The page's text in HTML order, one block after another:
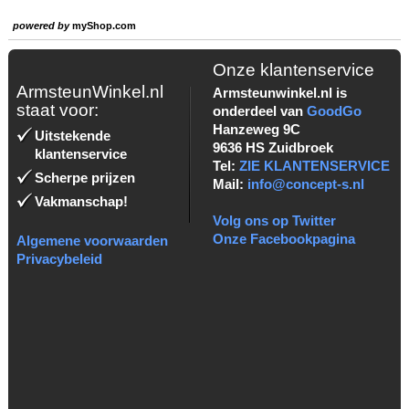
powered bymyShop.com
ArmsteunWinkel.nl
staat voor:
Uitstekende
klantenservice
Scherpe prijzen
Vakmanschap!
Algemene voorwaarden
Privacybeleid
Onze klantenservice
Armsteunwinkel.nl is
onderdeel van GoodGo
Hanzeweg 9C
9636 HS Zuidbroek
Tel: ZIE KLANTENSERVICE
Mail: info@concept-s.nl
Volg ons op Twitter
Onze Facebookpagina